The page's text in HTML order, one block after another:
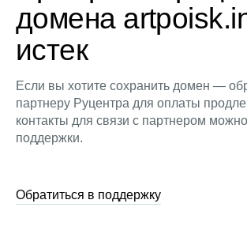
домена
истек
Если вы хотите сохранить домен —
партнеру Руцентра для оплаты
контакты для связи с партнером
поддержки.
Обратиться в поддержку